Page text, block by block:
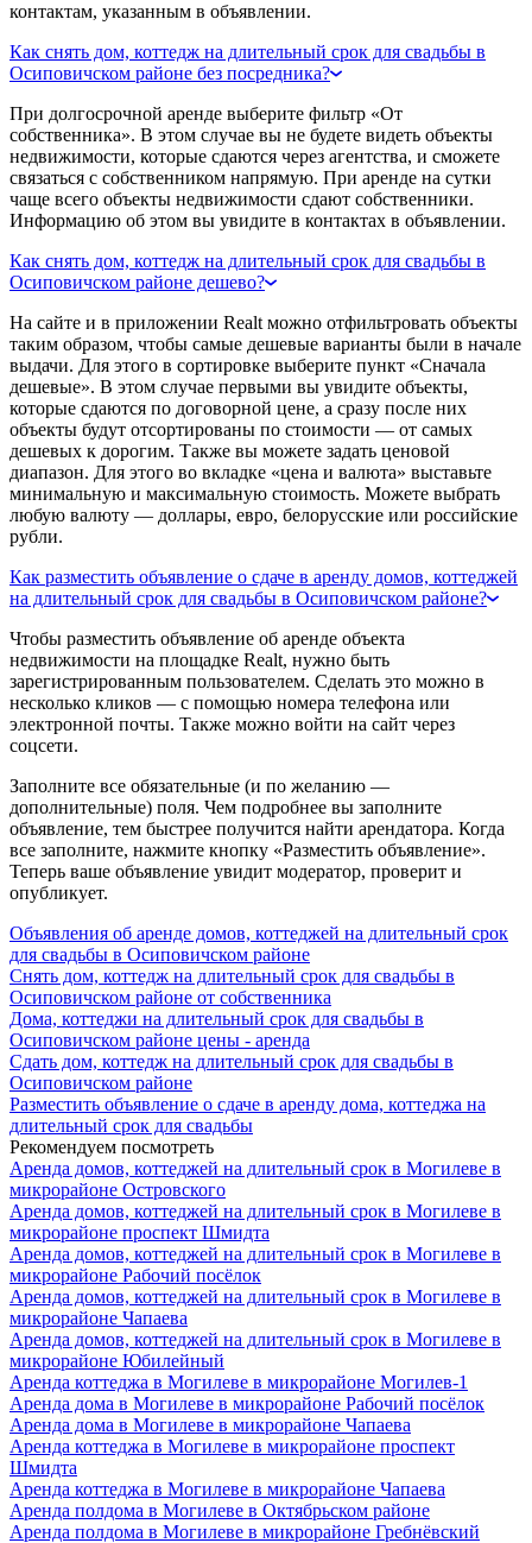
контактам, указанным в объявлении.
Как снять дом, коттедж на длительный срок для свадьбы в
Осиповичском районе без посредника?
При долгосрочной аренде выберите фильтр «От
собственника». В этом случае вы не будете видеть объекты
недвижимости, которые сдаются через агентства, и сможете
связаться с собственником напрямую. При аренде на сутки
чаще всего объекты недвижимости сдают собственники.
Информацию об этом вы увидите в контактах в объявлении.
Как снять дом, коттедж на длительный срок для свадьбы в
Осиповичском районе дешево?
На сайте и в приложении Realt можно отфильтровать объекты
таким образом, чтобы самые дешевые варианты были в начале
выдачи. Для этого в сортировке выберите пункт «Сначала
дешевые». В этом случае первыми вы увидите объекты,
которые сдаются по договорной цене, а сразу после них
объекты будут отсортированы по стоимости — от самых
дешевых к дорогим. Также вы можете задать ценовой
диапазон. Для этого во вкладке «цена и валюта» выставьте
минимальную и максимальную стоимость. Можете выбрать
любую валюту — доллары, евро, белорусские или российские
рубли.
Как разместить объявление о сдаче в аренду домов, коттеджей
на длительный срок для свадьбы в Осиповичском районе?
Чтобы разместить объявление об аренде объекта
недвижимости на площадке Realt, нужно быть
зарегистрированным пользователем. Сделать это можно в
несколько кликов — с помощью номера телефона или
электронной почты. Также можно войти на сайт через
соцсети.
Заполните все обязательные (и по желанию —
дополнительные) поля. Чем подробнее вы заполните
объявление, тем быстрее получится найти арендатора. Когда
все заполните, нажмите кнопку «Разместить объявление».
Теперь ваше объявление увидит модератор, проверит и
опубликует.
Объявления об аренде домов, коттеджей на длительный срок
для свадьбы в Осиповичском районе
Снять дом, коттедж на длительный срок для свадьбы в
Осиповичском районе от собственника
Дома, коттеджи на длительный срок для свадьбы в
Осиповичском районе цены - аренда
Сдать дом, коттедж на длительный срок для свадьбы в
Осиповичском районе
Разместить объявление о сдаче в аренду дома, коттеджа на
длительный срок для свадьбы
Рекомендуем посмотреть
Аренда домов, коттеджей на длительный срок в Могилеве в
микрорайоне Островского
Аренда домов, коттеджей на длительный срок в Могилеве в
микрорайоне проспект Шмидта
Аренда домов, коттеджей на длительный срок в Могилеве в
микрорайоне Рабочий посёлок
Аренда домов, коттеджей на длительный срок в Могилеве в
микрорайоне Чапаева
Аренда домов, коттеджей на длительный срок в Могилеве в
микрорайоне Юбилейный
Аренда коттеджа в Могилеве в микрорайоне Могилев-1
Аренда дома в Могилеве в микрорайоне Рабочий посёлок
Аренда дома в Могилеве в микрорайоне Чапаева
Аренда коттеджа в Могилеве в микрорайоне проспект
Шмидта
Аренда коттеджа в Могилеве в микрорайоне Чапаева
Аренда полдома в Могилеве в Октябрьском районе
Аренда полдома в Могилеве в микрорайоне Гребнёвский